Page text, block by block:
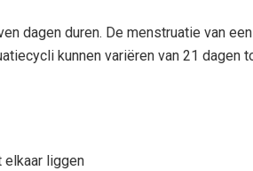
dagen duren. De menstruatie van een
kunnen variëren van 21 dagen
elkaar liggen